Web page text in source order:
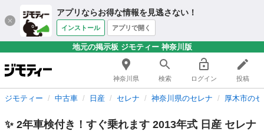
アプリならお得な情報を見逃さない！
インストール アプリで開く
地元の掲示板 ジモティー 神奈川版
神奈川県 検索 ログイン 投稿
ジモティー 中古車 日産 セレナ 神奈川県のセレナ 厚木市の
✨ 2年車検付き！すぐ乗れます 2013年式 日産 セレナ